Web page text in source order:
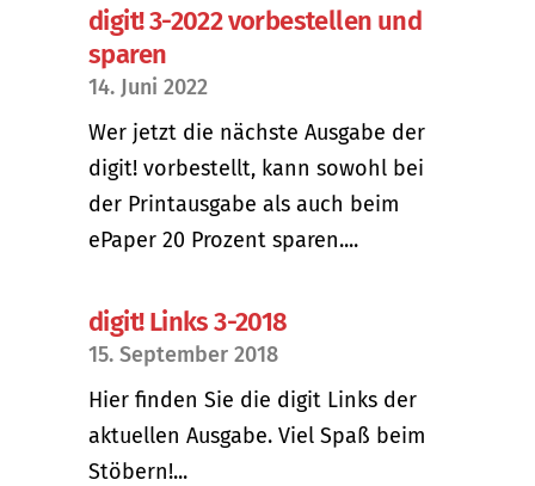
digit! 3-2022 vorbestellen und
sparen
14. Juni 2022
Wer jetzt die nächste Ausgabe der
digit! vorbestellt, kann sowohl bei
der Printausgabe als auch beim
ePaper 20 Prozent sparen....
digit! Links 3-2018
15. September 2018
Hier finden Sie die digit Links der
aktuellen Ausgabe. Viel Spaß beim
Stöbern!...